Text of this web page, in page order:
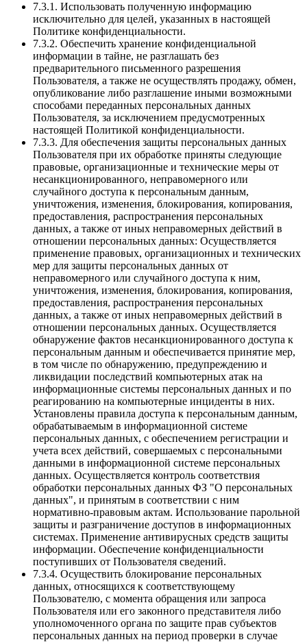
7.3.1. Использовать полученную информацию
исключительно для целей, указанных в настоящей
Политике конфиденциальности.
7.3.2. Обеспечить хранение конфиденциальной
информации в тайне, не разглашать без
предварительного письменного разрешения
Пользователя, а также не осуществлять продажу, обмен,
опубликование либо разглашение иными возможными
способами переданных персональных данных
Пользователя, за исключением предусмотренных
настоящей Политикой конфиденциальности.
7.3.3. Для обеспечения защиты персональных данных
Пользователя при их обработке приняты следующие
правовые, организационные и технические меры от
несанкционированного, неправомерного или
случайного доступа к персональным данным,
уничтожения, изменения, блокирования, копирования,
предоставления, распространения персональных
данных, а также от иных неправомерных действий в
отношении персональных данных: Осуществляется
применение правовых, организационных и технических
мер для защиты персональных данных от
неправомерного или случайного доступа к ним,
уничтожения, изменения, блокирования, копирования,
предоставления, распространения персональных
данных, а также от иных неправомерных действий в
отношении персональных данных. Осуществляется
обнаружение фактов несанкционированного доступа к
персональным данным и обеспечивается принятие мер,
в том числе по обнаружению, предупреждению и
ликвидации последствий компьютерных атак на
информационные системы персональных данных и по
реагированию на компьютерные инциденты в них.
Установлены правила доступа к персональным данным,
обрабатываемым в информационной системе
персональных данных, с обеспечением регистрации и
учета всех действий, совершаемых с персональными
данными в информационной системе персональных
данных. Осуществляется контроль соответствия
обработки персональных данных ФЗ "О персональных
данных", и принятым в соответствии с ним
нормативно-правовым актам. Использование парольной
защиты и разграничение доступов в информационных
системах. Применение антивирусных средств защиты
информации. Обеспечение конфиденциальности
поступивших от Пользователя сведений.
7.3.4. Осуществить блокирование персональных
данных, относящихся к соответствующему
Пользователю, с момента обращения или запроса
Пользователя или его законного представителя либо
уполномоченного органа по защите прав субъектов
персональных данных на период проверки в случае